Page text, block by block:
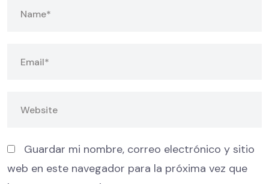
Guardar mi nombre, correo electrónico y sitio
web en este navegador para la próxima vez que